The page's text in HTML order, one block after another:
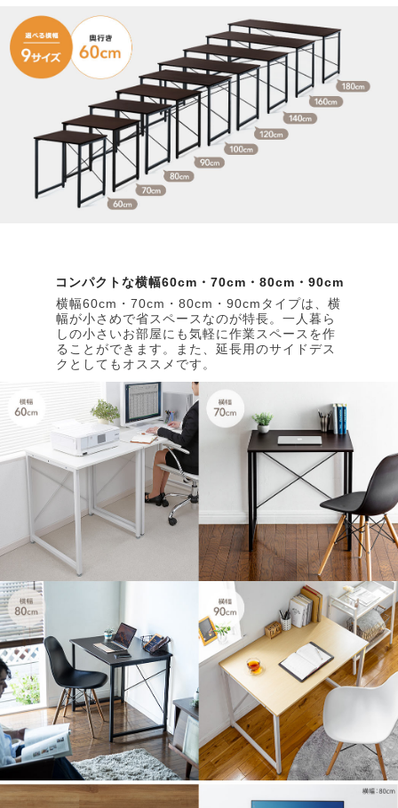
コンパクトな横幅60cm・70cm・80cm・90cm
横幅60cm・70cm・80cm・90cmタイプは、横
幅が小さめで省スペースなのが特長。一人暮ら
しの小さいお部屋にも気軽に作業スペースを作
ることができます。また、延長用のサイドデス
クとしてもオススメです。